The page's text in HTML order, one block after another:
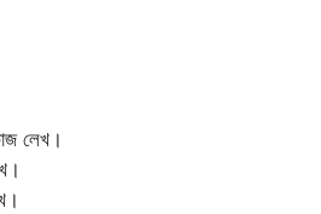
লেখ।